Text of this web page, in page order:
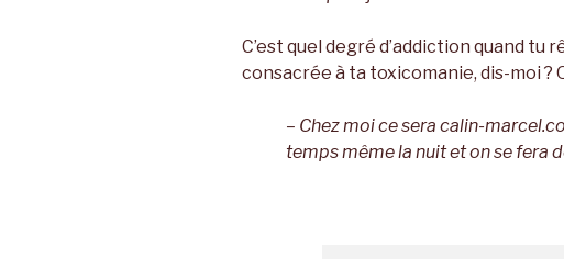
C’est quel degré d’addiction quand tu
consacrée à ta toxicomanie, dis-moi ?
– Chez moi ce sera calin-
temps même la nuit et on se fera